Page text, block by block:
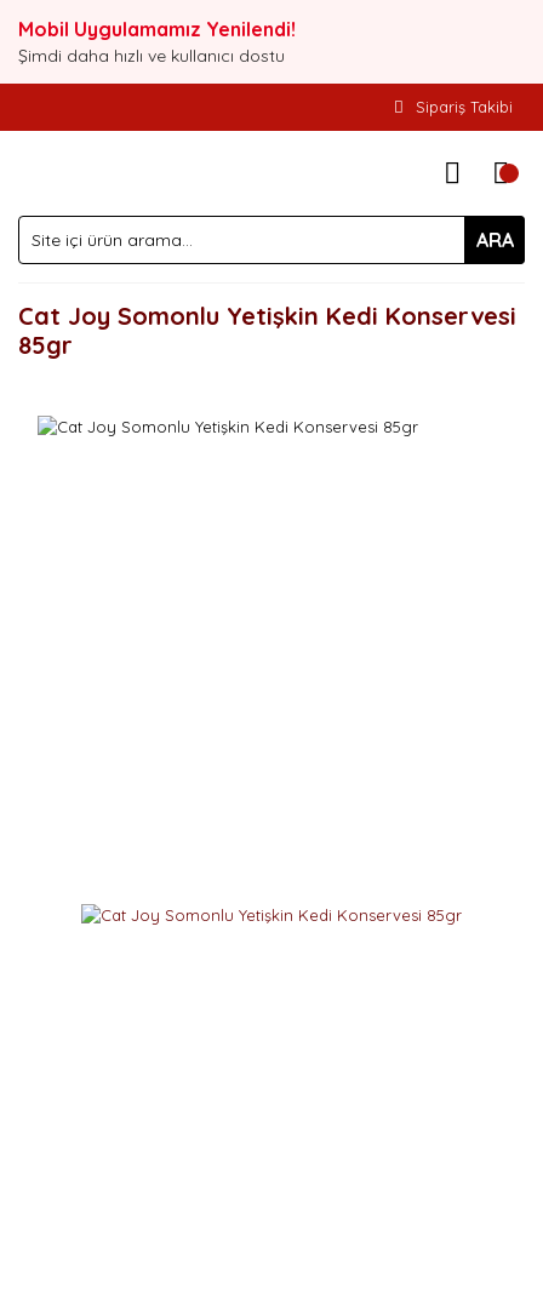
Mobil Uygulamamız Yenilendi!
Şimdi daha hızlı ve kullanıcı dostu
Sipariş Takibi
ARA
Cat Joy Somonlu Yetişkin Kedi Konservesi
85gr